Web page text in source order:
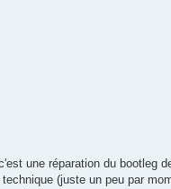
une réparation du bootleg
(juste un peu par